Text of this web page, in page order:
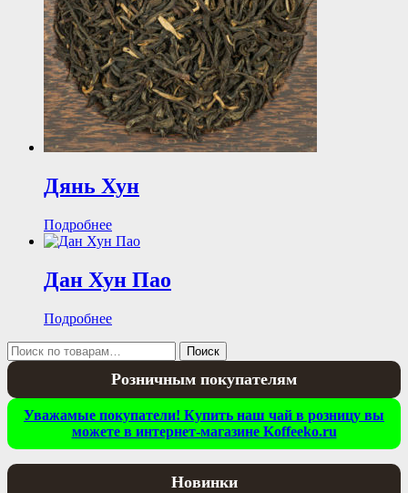
Дянь Хун
Подробнее
Дан Хун Пао
Подробнее
Искать:
Поиск
Розничным покупателям
Уважамые покупатели! Купить наш чай в розницу вы
можете в интернет-магазине Koffeeko.ru
Новинки